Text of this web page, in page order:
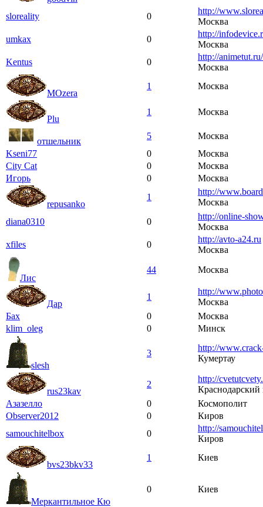
sloreality
0
http://
Москва
umkax
0
http://
Москва
Kentus
0
http://animetut.ru/
Москва
MOzera
1 Москва
Plu
1 Москва
отшельник
5
Москва
Kseni77
0
Москва
City Cat
0
Москва
Игорь
0 Москва
repusanko
1
http://
Москва
diana0310
0
http://online-
Москва
xfiles
0
http://avto-a24.ru
Москва
Лис
44 Москва
Дар
1
http://
Москва
Бах
0
Москва
klim_oleg
0 Минск
slesh
3
http://
Кумертау
rus23kav
2
http://
Краснодарский
Азазелло
0
Космополит
Observer2012
0
Киров
samouchitelbox
0
http://
Киров
bvs23bkv33
1 Киев
Меркантильное Кю
0 Киев